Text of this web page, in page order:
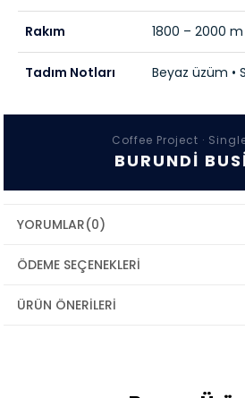
Rakım 1800 – 2000 m
Tadım Notları Beyaz üzüm •
Coffee Project ·
BURUNDI
YORUMLAR(0)
ÖDEME SEÇENEKLERI
ÜRÜN ÖNERILERI